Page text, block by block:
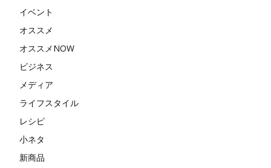
イベント
オススメ
オススメNOW
ビジネス
メディア
ライフスタイル
レシピ
小ネタ
新商品